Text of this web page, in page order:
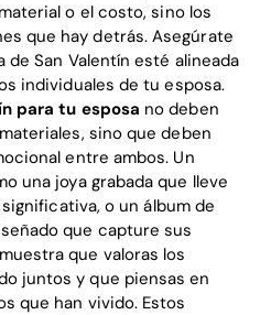
o el costo, sino los
que hay detrás. Asegúrate
de San Valentín esté alineada
individuales de tu esposa.
para tu esposa no deben
sino que deben
entre ambos. Un
una joya grabada que lleve
o un álbum de
que capture sus
que valoras los
juntos y que piensas en
que han vivido. Estos